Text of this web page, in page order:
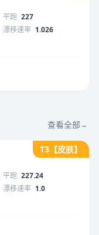
平跑 227
漂移速率 1.026
查看全部→
T3【皮肤】
平跑 227.24
漂移速率 1.0